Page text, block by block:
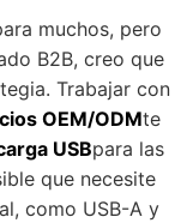
muchos, pero
B2B, creo que
Trabajar con
OEM/ODMte
USBpara las
que necesite
como USB-A y